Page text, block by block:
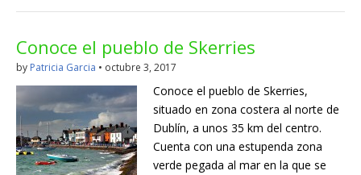
Conoce el pueblo de Skerries
by Patricia Garcia • octubre 3, 2017
Conoce el pueblo de Skerries,
situado en zona costera al norte de
Dublín, a unos 35 km del centro.
Cuenta con una estupenda zona
verde pegada al mar en la que se